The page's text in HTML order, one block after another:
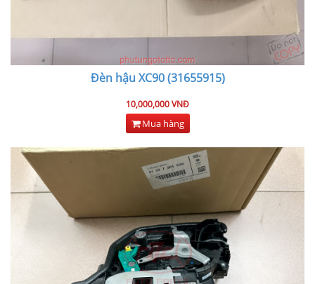
Đèn hậu XC90 (31655915)
10,000,000 VNĐ
Mua hàng